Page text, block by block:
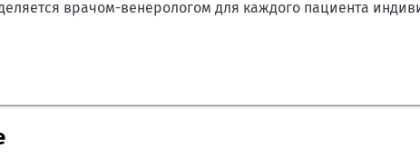
врачом-венерологом для каждого пациента